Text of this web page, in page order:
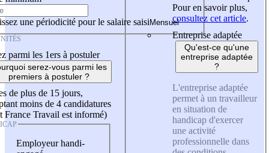
une périodicité pour le salaire saisi
parmi les 1ers à postuler
serez-vous parmi les
premiers à postuler ?
de plus de 15 jours,
moins de 4 candidatures
France Travail est informé)
Employeur handi-
Pour en savoir plus,
consultez cet article.
Entreprise adaptée
Qu'est-ce qu'une
entreprise adaptée
?
L'entreprise adaptée
permet à un travailleur
en situation de
handicap d'exercer
une activité
professionnelle dans